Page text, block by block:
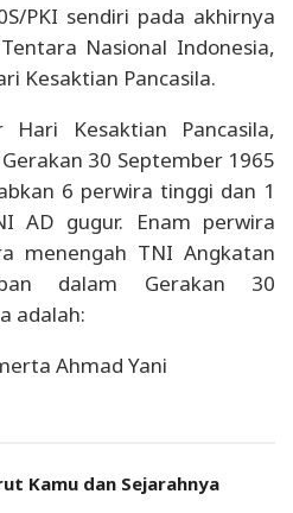
PKI sendiri pada akhirnya
Nasional Indonesia,
Kesaktian Pancasila.
Kesaktian Pancasila,
30 September 1965
6 perwira tinggi dan 1
AD gugur. Enam perwira
menengah TNI Angkatan
dalam Gerakan 30
adalah:
Ahmad Yani
Kamu dan Sejarahnya